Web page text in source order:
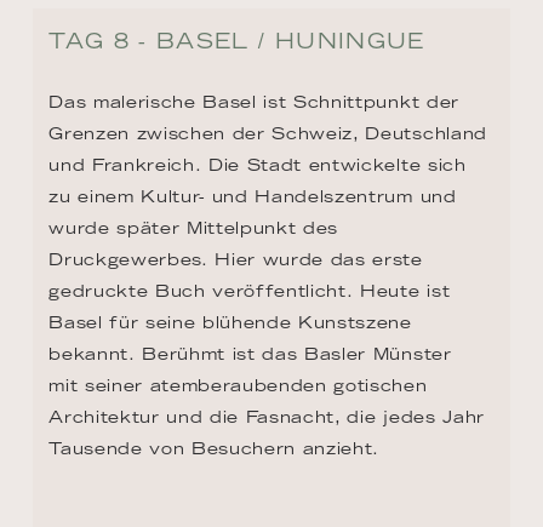
TAG 8 - BASEL / HUNINGUE
Das malerische Basel ist Schnittpunkt der
Grenzen zwischen der Schweiz, Deutschland
und Frankreich. Die Stadt entwickelte sich
zu einem Kultur- und Handelszentrum und
wurde später Mittelpunkt des
Druckgewerbes. Hier wurde das erste
gedruckte Buch veröffentlicht. Heute ist
Basel für seine blühende Kunstszene
bekannt. Berühmt ist das Basler Münster
mit seiner atemberaubenden gotischen
Architektur und die Fasnacht, die jedes Jahr
Tausende von Besuchern anzieht.